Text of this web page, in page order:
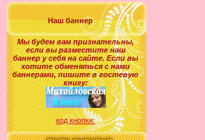
Наш баннер
Мы будем вам признательны,
если вы разместите наш
баннер у себя на сайте. Если вы
хотите обменяться с нами
баннерами, пишите в гостевую
книгу:
код кнопки: